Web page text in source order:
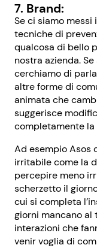
7. Brand:
Se ci siamo
tecniche di
qualcosa di bello
nostra azienda.
cerchiamo di
altre forme di
animata che
suggerisce
completamente la
Ad esempio Asos
irritabile come la
percepire meno
scherzetto il
cui si completa
giorni mancano al
interazioni che
venir voglia di